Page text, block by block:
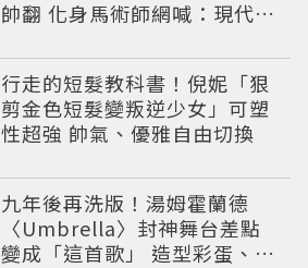
帥翻 化身馬術師網喊：現代版
行走的短髮教科書！倪妮「狠
剪金色短髮變叛逆少女」可塑
性超強 帥氣、優雅自由切換
九年後再洗版！湯姆霍蘭德
〈Umbrella〉封神舞台差點
變成「這首歌」 造型彩蛋、暖